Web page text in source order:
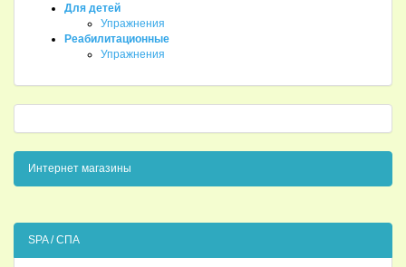
Для детей
Упражнения
Реабилитационные
Упражнения
Интернет магазины
SPA / СПА